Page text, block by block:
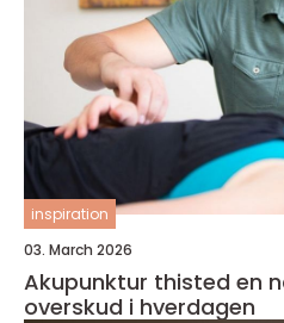
inspiration
03. March 2026
Akupunktur thisted en naturlig vej til mere
overskud i hverdagen